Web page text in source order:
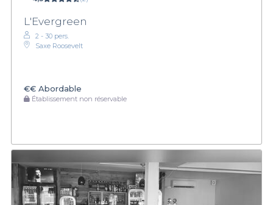
L'Evergreen
2 - 30 pers.
Saxe Roosevelt
€€ Abordable
Établissement non réservable